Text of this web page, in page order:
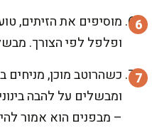
מוסיפים את הזיתים,
ופלפל לפי הצורך. מבשלים
כשהרוטב מוכן, מניחים
– מבפנים הוא אמור